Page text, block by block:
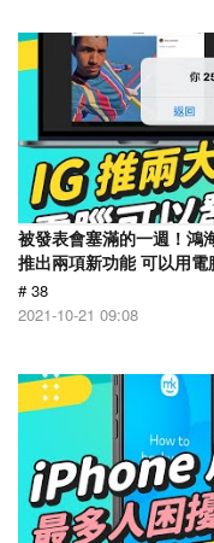
被發表會塞滿的一週！
推出兩項新功能 可以用
# 38
2021-10-21 09:08